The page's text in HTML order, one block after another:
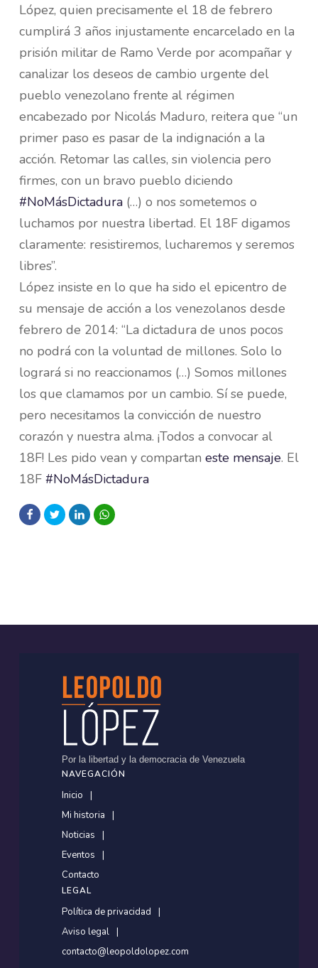
López, quien precisamente el 18 de febrero
cumplirá 3 años injustamente encarcelado en la
prisión militar de Ramo Verde por acompañar y
canalizar los deseos de cambio urgente del
pueblo venezolano frente al régimen
encabezado por Nicolás Maduro, reitera que “un
primer paso es pasar de la indignación a la
acción. Retomar las calles, sin violencia pero
firmes, con un bravo pueblo diciendo
#NoMásDictadura(…) o nos sometemos o
luchamos por nuestra libertad. El 18F digamos
claramente: resistiremos, lucharemos y seremos
libres”.
López insiste en lo que ha sido el epicentro de
su mensaje de acción a los venezolanos desde
febrero de 2014: “La dictadura de unos pocos
no podrá con la voluntad de millones. Solo lo
logrará si no reaccionamos (…) Somos millones
los que clamamos por un cambio. Sí se puede,
pero necesitamos la convicción de nuestro
corazón y nuestra alma. ¡Todos a convocar al
18F! Les pido vean y compartan este mensaje. El
18F #NoMásDictadura
Por la libertad y la democracia de Venezuela
NAVEGACIÓN
Inicio
Mi historia
Noticias
Eventos
Contacto
LEGAL
Política de privacidad
Aviso legal
contacto@leopoldolopez.com